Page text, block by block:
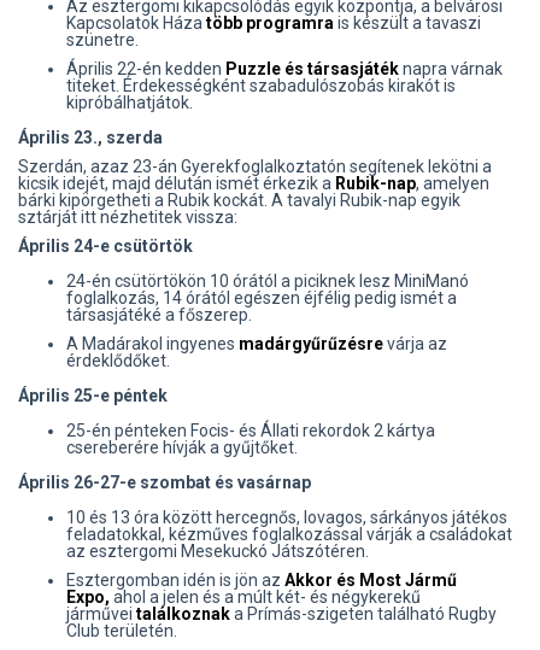
Az esztergomi kikapcsolódás egyik központja, a belvárosi
Kapcsolatok Háza több programra is készült a tavaszi
szünetre.
Április 22-én kedden Puzzle és társasjátéknapra várnak
titeket. Érdekességként szabadulószobás kirakót is
kipróbálhatjátok.
Április 23., szerda
Szerdán, azaz 23-án Gyerekfoglalkoztatón segítenek lekötni a
kicsik idejét, majd délután ismét érkezik a Rubik-nap, amelyen
bárki kipörgetheti a Rubik kockát. A tavalyi Rubik-nap egyik
sztárját itt nézhetitek vissza:
Április 24-e csütörtök
24-én csütörtökön 10 órától a piciknek lesz MiniManó
foglalkozás, 14 órától egészen éjfélig pedig ismét a
társasjátéké a főszerep.
A Madárakol ingyenes madárgyűrűzésrevárja az
érdeklődőket.
Április 25-e péntek
25-én pénteken Focis- és Állati rekordok 2 kártya
csereberére hívják a gyűjtőket.
Április 26-27-e szombat és vasárnap
10 és 13 óra között hercegnős, lovagos, sárkányos játékos
feladatokkal, kézműves foglalkozással várják a családokat
az esztergomi Mesekuckó Játszótéren.
Esztergomban idén is jön az Akkor és Most Jármű
Expo, ahol a jelen és a múlt két- és négykerekű
járművei találkoznaka Prímás-szigeten található Rugby
Club területén.